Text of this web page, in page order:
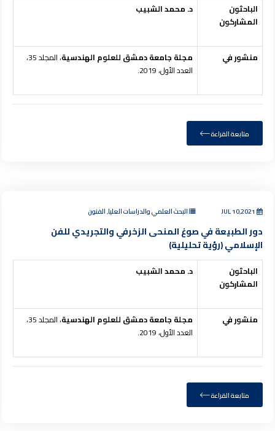
الباحثون
المشاركون
د. محمد الشبيب
منشور في مجلة جامعة دمشق للعلوم الهندسية
، المجلد 35،
العدد الأول، 2019.
متابعة القراءة
البحث العلمي والدراسات العليا, الفنون
دور الطبيعة في صوغ المنحى الزخرفي والتجريدي للفن
الإسلامي (رؤية تحليلية)
الباحثون
المشاركون
د. محمد الشبيب
منشور في مجلة جامعة دمشق للعلوم الهندسية
، المجلد 35،
العدد الأول، 2019.
متابعة القراءة